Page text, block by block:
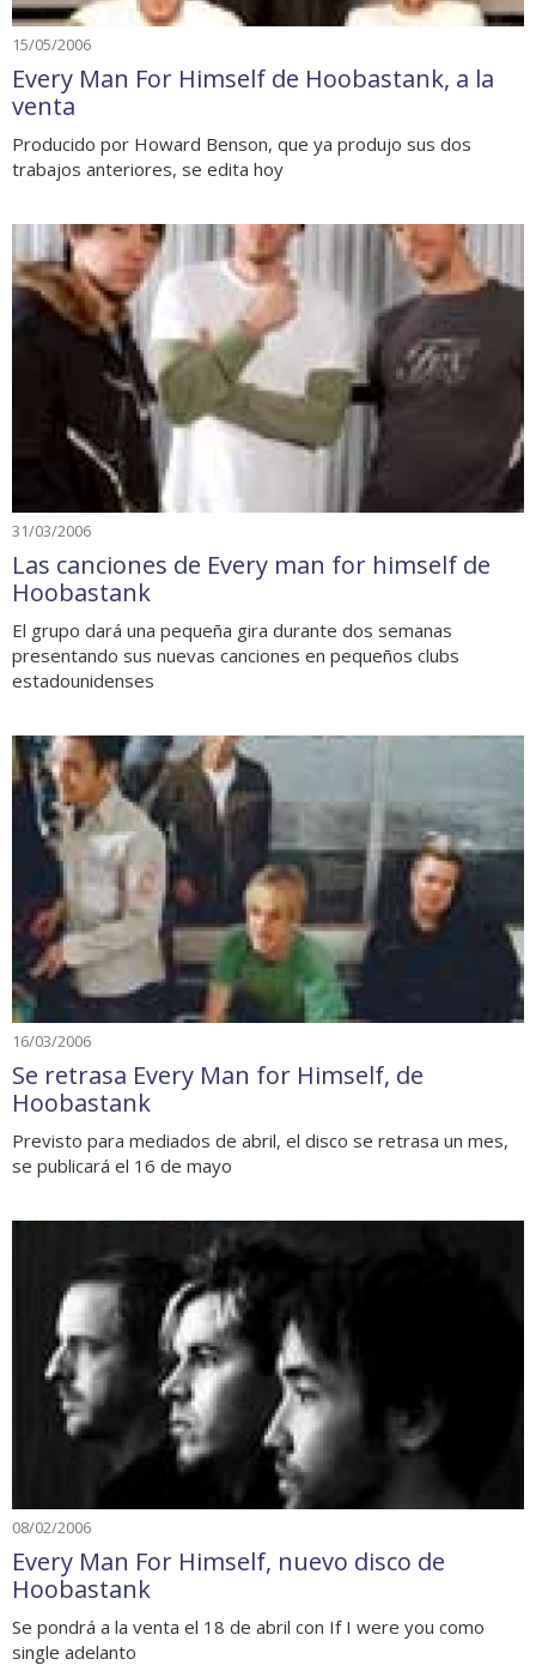
15/05/2006
Every Man For Himself de Hoobastank, a la
venta
Producido por Howard Benson, que ya produjo sus dos
trabajos anteriores, se edita hoy
31/03/2006
Las canciones de Every man for himself de
Hoobastank
El grupo dará una pequeña gira durante dos semanas
presentando sus nuevas canciones en pequeños clubs
estadounidenses
16/03/2006
Se retrasa Every Man for Himself, de
Hoobastank
Previsto para mediados de abril, el disco se retrasa un mes,
se publicará el 16 de mayo
08/02/2006
Every Man For Himself, nuevo disco de
Hoobastank
Se pondrá a la venta el 18 de abril con If I were you como
single adelanto